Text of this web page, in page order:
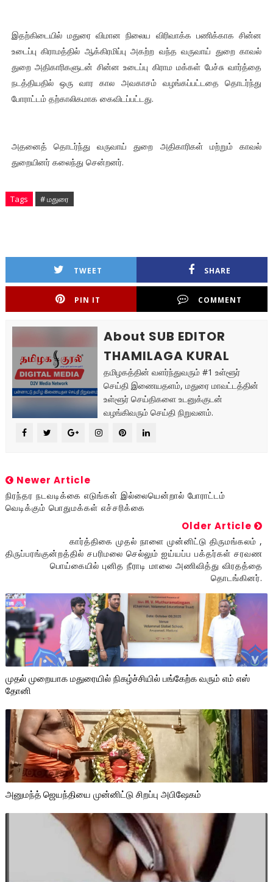
இதற்கிடையில் மதுரை விமான நிலைய விரிவாக்க பணிக்காக சின்ன
உடைப்பு கிராமத்தில் ஆக்கிரமிப்பு அகற்ற வந்த வருவாய் துறை காவல்
துறை அதிகாரிகளுடன் சின்ன உடைப்பு கிராம மக்கள் பேச்சு வார்த்தை
நடத்தியதில் ஒரு வார கால அவகாசம் வழங்கப்பட்டதை தொடர்ந்து
போராட்டம் தற்காலிகமாக கைவிடப்பட்டது.
அதனைத் தொடர்ந்து வருவாய் துறை அதிகாரிகள் மற்றும் காவல்
துறையினர் கலைந்து சென்றனர்.
Tags # மதுரை
TWEET SHARE
PIN IT COMMENT
About SUB EDITOR
THAMILAGA KURAL
தமிழகத்தின் வளர்ந்துவரும் #1 உள்ளூர்
செய்தி இணையதளம், மதுரை மாவட்டத்தின்
உள்ளூர் செய்திகளை உடனுக்குடன்
வழங்கிவரும் செய்தி நிறுவனம்.
Newer Article
நிரந்தர நடவடிக்கை எடுங்கள் இல்லையென்றால் போராட்டம்
வெடிக்கும் பொதுமக்கள் எச்சரிக்கை
Older Article
கார்த்திகை முதல் நாளை முன்னிட்டு திருமங்கலம் ,
திருப்பரங்குன்றத்தில் சபரிமலை செல்லும் ஐய்யப்ப பக்தர்கள் சரவண
பொய்கையில் புனித நீராடி மாலை அணிவித்து விரதத்தை
தொடங்கினர்.
முதல் முறையாக மதுரையில் நிகழ்ச்சியில் பங்கேற்க வரும் எம் எஸ்
தோனி
அனுமந்த் ஜெயந்தியை முன்னிட்டு சிறப்பு அபிஷேகம்